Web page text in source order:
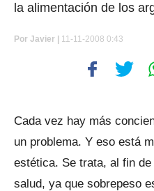
la alimentación de los
Por Javier | 11-11-2008 0:43
Cada vez hay más
un problema. Y eso está
estética. Se trata, al fin
salud, ya que sobrepeso